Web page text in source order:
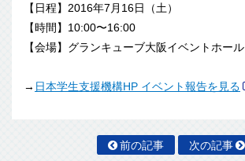
【日程】2016年7月16日（土）
【時間】10:00〜16:00
【会場】グランキューブ大阪イベントホール
→ 日本学生支援機構HP イベント報告を見る
前の記事 次の記事